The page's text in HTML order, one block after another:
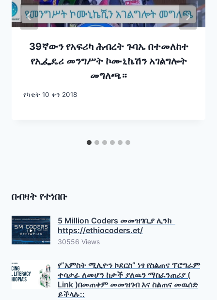
39ኛውን የአፍሪካ ሕብረት ጉባኤ በተመለከተ
የኢፌዴሪ መንግሥት ኮሙኒኬሽን አገልግሎት
መግለጫ።
የካቲት 10 ቀን 2018
በብዛት የተነበቡ
5 Million Coders መመዝገቢያ ሊንክ
https://ethiocoders.et/
30556 Views
የ”አምስት ሚሊዮን ኮደርስ” ነፃ የስልጠና ፕሮግራም
ተሳታፊ ለመሆን ከታች ያለዉን ማስፈንጠሪያ (
Link )በመጠቀም መመዝገብ እና ስልጠና መዉሰድ
ይችላሉ::